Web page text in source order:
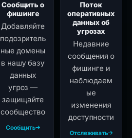
Сообщить о
фишинге
Добавляйте
подозритель
ные домены
в нашу базу
данных
угроз —
защищайте
сообщество
Сообщить
Поток
оперативных
данных об
угрозах
Недавние
сообщения о
фишинге и
наблюдаем
ые
изменения
доступности
Отслеживать